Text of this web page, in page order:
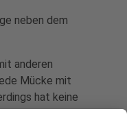
neben dem
anderen
Mücke mit
hat keine
der Hinterbeine